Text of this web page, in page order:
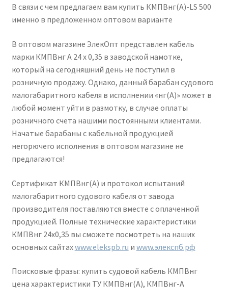
В связи с чем предлагаем вам купить КМПВнг(А)-LS 500
именно в предложенном оптовом варианте
В оптовом магазине ЭлекОпт представлен кабель
марки КМПВнг А 24 х 0,35 в заводской намотке,
который на сегодняшний день не поступил в
розничную продажу. Однако, данный барабан судового
малогабаритного кабеля в исполнении «нг(А)» может в
любой момент уйти в размотку, в случае оплаты
розничного счета нашими постоянными клиентами.
Начатые барабаны с кабельной продукцией
негорючего исполнения в оптовом магазине не
предлагаются!
Сертификат КМПВнг(А) и протокол испытаний
малогабаритного судового кабеля от завода
производителя поставляются вместе с оплаченной
продукцией. Полные технические характеристики
КМПВнг 24х0,35 вы сможете посмотреть на наших
основных сайтахwww.elekspb.ru и www.элекспб.рф
Поисковые фразы: купить судовой кабель КМПВнг
цена характеристики ТУ КМПВнг(А), КМПВнг-А